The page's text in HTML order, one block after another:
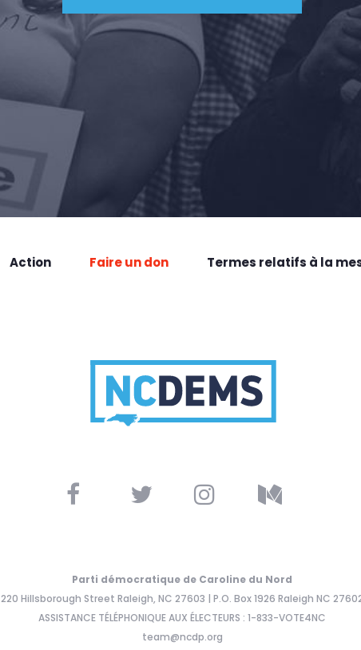
Action Faire un don
Termes relatifs à la
Parti démocratique de Caroline du Nord
220 Hillsborough Street Raleigh, NC 27603 | P.O. Box 1926 Raleigh NC
ASSISTANCE TÉLÉPHONIQUE AUX ÉLECTEURS : 1-833-VOTE4NC
team@ncdp.org